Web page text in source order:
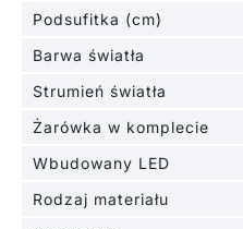
Podsufitka (cm)
Barwa światła
Strumień światła
Żarówka w komplecie
Wbudowany LED
Rodzaj materiału